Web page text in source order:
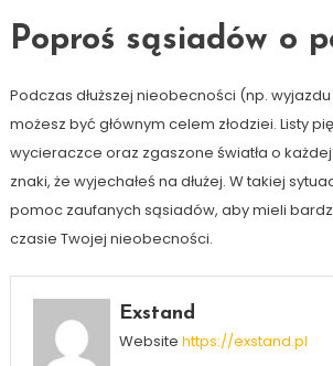
Poproś sąsiadów o
Podczas dłuższej nieobecności (np.
możesz być głównym celem złodziei. Listy
wycieraczce oraz zgaszone światła o
znaki, że wyjechałeś na dłużej. W takiej
pomoc zaufanych sąsiadów, aby mieli
czasie Twojej nieobecności.
Exstand
Website https://exstand.pl